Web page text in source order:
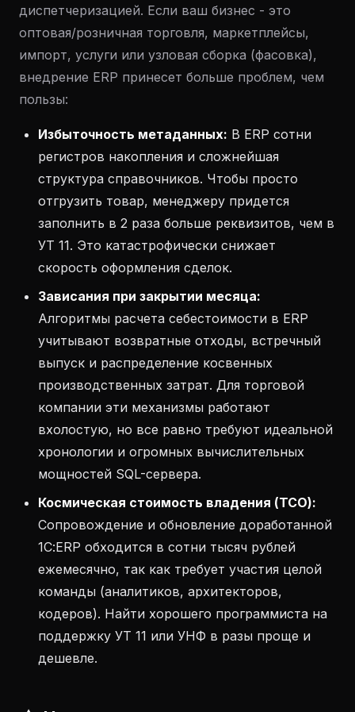
диспетчеризацией. Если ваш бизнес - это
оптовая/розничная торговля, маркетплейсы,
импорт, услуги или узловая сборка (фасовка),
внедрение ERP принесет больше проблем, чем
пользы:
Избыточность метаданных: В ERP сотни
регистров накопления и сложнейшая
структура справочников. Чтобы просто
отгрузить товар, менеджеру придется
заполнить в 2 раза больше реквизитов, чем в
УТ 11. Это катастрофически снижает
скорость оформления сделок.
Зависания при закрытии месяца:
Алгоритмы расчета себестоимости в ERP
учитывают возвратные отходы, встречный
выпуск и распределение косвенных
производственных затрат. Для торговой
компании эти механизмы работают
вхолостую, но все равно требуют идеальной
хронологии и огромных вычислительных
мощностей SQL-сервера.
Космическая стоимость владения (TCO):
Сопровождение и обновление доработанной
1С:ERP обходится в сотни тысяч рублей
ежемесячно, так как требует участия целой
команды (аналитиков, архитекторов,
кодеров). Найти хорошего программиста на
поддержку УТ 11 или УНФ в разы проще и
дешевле.